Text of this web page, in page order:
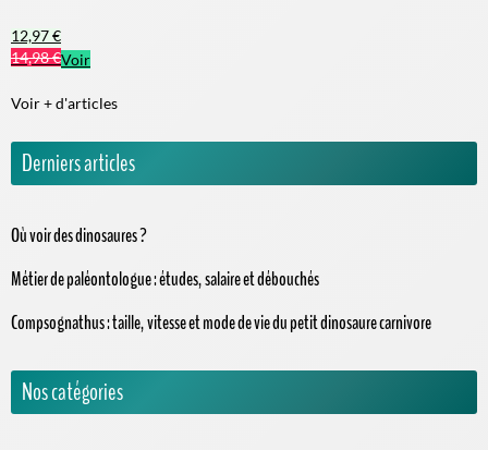
12,97 €
14,98 €Voir
Voir + d'articles
Derniers articles
Où voir des dinosaures ?
Métier de paléontologue : études, salaire et débouchés
Compsognathus : taille, vitesse et mode de vie du petit dinosaure carnivore
Nos catégories